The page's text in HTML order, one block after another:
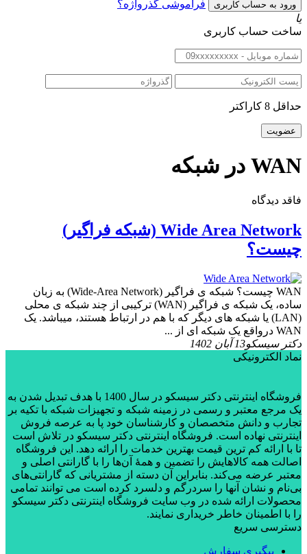
فراموشی گذرواژه؟
یا
ساخت حساب کاربری
حداقل 8 کاراکتر
WAN در شبکه
فاقد دیدگاه
Wide Area Network (شبکه فراگیر)
چیست؟
WAN چیست؟ شبکه ی فراگیر (Wide-Area Network) به زبان
ساده، یک شبکه ی فراگیر (WAN) ترکیبی از چند شبکه ی محلی
(LAN) یا شبکه های دیگر که با هم در ارتباط هستند، میباشد. یک
WAN درواقع یک شبکه ای از ...
دکتر سیسکو13 آبان 1402
نماد الکترونیکی
فروشگاه اینترنتی دکتر سیسکو در سال 1400 با هدف تبدیل شدن به
یک مرجع معتبر و رسمی در زمینه شبکه و تجهیزات شبکه با تکیه بر
تجارب و دانش متخصصان و کارشناسان خود پا به عرصه فروش
اینترنتی نهاده است. فروشگاه اینترنتی دکتر سیسکو در تلاش است
تا با ارائه کم ترین قیمت بهترین خدمات را ارائه دهد. این فروشگاه
اصالت همه کالاهایش را تضمین و همۀ آن‌ها را با گارانتی اصلی و
معتبر عرضه می‌کند. بنابراین آن دسته از مشتریانی که گارانتی‌های
بی‌نام و نشان آنها را سردرگم و دلسرد کرده است می توانند تمامی
محصولات ارائه شده در وب سایت فروشگاه اینترنتی دکتر سیسکو
را با اطمینان خاطر خریداری نمایند.
دسترسی سریع
پیگیری سفارش